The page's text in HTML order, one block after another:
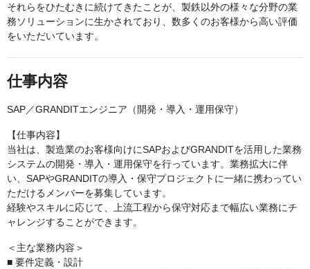
それらをひたむきに続けてきたことが、製鉄以外の様々な分野の業
務ソリューションに生かされており、数多くのお客様から高い評価
をいただいています。
仕事内容
SAP／GRANDITエンジニア（開発・導入・運用保守）
【仕事内容】
当社は、製造業のお客様向けにSAPおよびGRANDITを活用した業務
システムの開発・導入・運用保守を行っています。業務拡大に伴
い、SAPやGRANDITの導入・保守プロジェクトに一緒に携わってい
ただけるメンバーを募集しています。
経験やスキルに応じて、上流工程から保守対応まで幅広い業務にチ
ャレンジすることができます。
＜主な業務内容＞
■ 要件定義・設計